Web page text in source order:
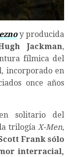
y producida
Jackman,
fílmica del
incorporado en
once años
solitario del
trilogía X-Men,
Frank sólo
interracial,